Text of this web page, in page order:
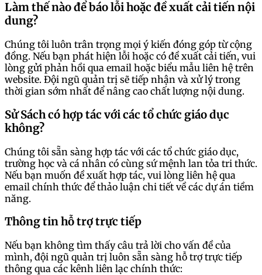
Làm thế nào để báo lỗi hoặc đề xuất cải tiến nội
dung?
Chúng tôi luôn trân trọng mọi ý kiến đóng góp từ cộng
đồng. Nếu bạn phát hiện lỗi hoặc có đề xuất cải tiến, vui
lòng gửi phản hồi qua email hoặc biểu mẫu liên hệ trên
website. Đội ngũ quản trị sẽ tiếp nhận và xử lý trong
thời gian sớm nhất để nâng cao chất lượng nội dung.
Sử Sách có hợp tác với các tổ chức giáo dục
không?
Chúng tôi sẵn sàng hợp tác với các tổ chức giáo dục,
trường học và cá nhân có cùng sứ mệnh lan tỏa tri thức.
Nếu bạn muốn đề xuất hợp tác, vui lòng liên hệ qua
email chính thức để thảo luận chi tiết về các dự án tiềm
năng.
Thông tin hỗ trợ trực tiếp
Nếu bạn không tìm thấy câu trả lời cho vấn đề của
mình, đội ngũ quản trị luôn sẵn sàng hỗ trợ trực tiếp
thông qua các kênh liên lạc chính thức: